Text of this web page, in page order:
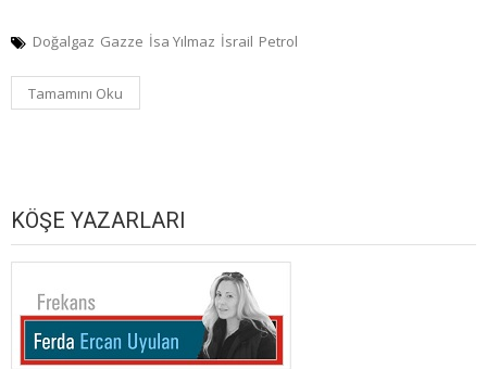
Doğalgaz Gazze İsa Yılmaz İsrail Petrol
Tamamını Oku
KÖŞE YAZARLARI